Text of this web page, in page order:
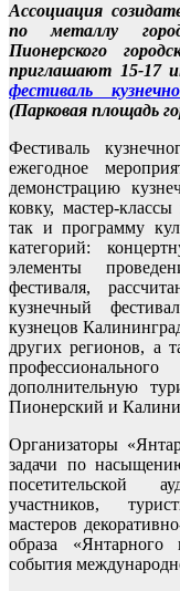
Ассоциация
по металлу
Пионерского
приглашают 15-17
фестиваль
(Парковая площадь
Фестиваль
ежегодное
демонстрацию
ковку, мастер-
так и программу
категорий:
элементы
фестиваля,
кузнечный
кузнецов
других регионов, а
дополнительную
Пионерский и
Организаторы
задачи по
посетительской
участников,
мастеров
образа «Янтарного
события